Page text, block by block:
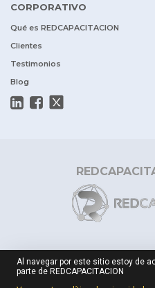
$ 1
CORPORATIVO
Qué es REDCAPACITACION
Clientes
Testimonios
Blog
Al navegar por este sitio estoy de
parte de REDCAPACITACION